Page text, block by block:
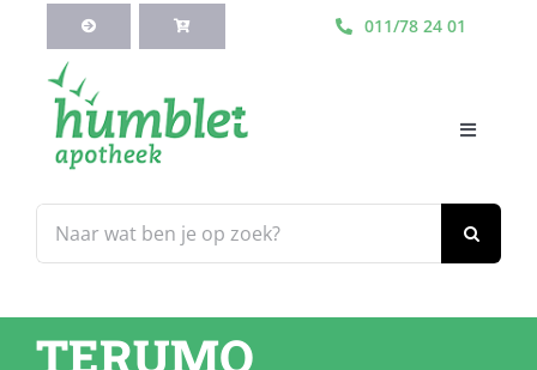
inhoud
011/78 24 01
naar:
Toggle
Webshop
Blog
TERUMO